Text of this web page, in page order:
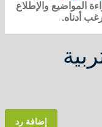
المواضيع والإطلاع
أدناه.
إضافة رد